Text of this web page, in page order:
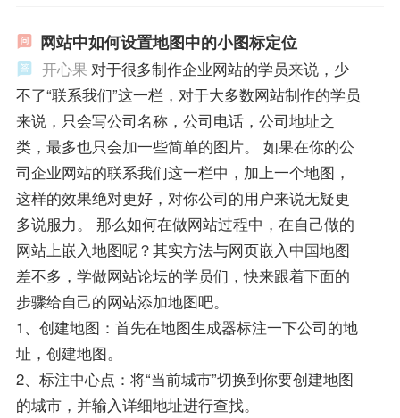
网站中如何设置地图中的小图标定位
开心果 对于很多制作企业网站的学员来说，少
不了“联系我们”这一栏，对于大多数网站制作的学员
来说，只会写公司名称，公司电话，公司地址之
类，最多也只会加一些简单的图片。 如果在你的公
司企业网站的联系我们这一栏中，加上一个地图，
这样的效果绝对更好，对你公司的用户来说无疑更
多说服力。 那么如何在做网站过程中，在自己做的
网站上嵌入地图呢？其实方法与网页嵌入中国地图
差不多，学做网站论坛的学员们，快来跟着下面的
步骤给自己的网站添加地图吧。
1、创建地图：首先在地图生成器标注一下公司的地
址，创建地图。
2、标注中心点：将“当前城市”切换到你要创建地图
的城市，并输入详细地址进行查找。